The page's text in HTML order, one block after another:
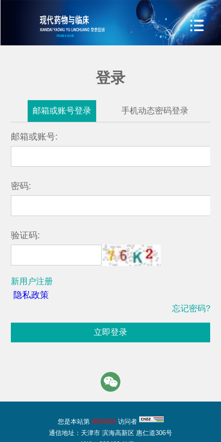
登录
邮箱或账号登录 手机动态密码登录
邮箱或账号:
密码:
验证码:
新用户注册
隐私政策
忘记密码?
立即登录
您是本站第 8550819访问者
通信地址：天津市 滨海高新区 惠仁道306号